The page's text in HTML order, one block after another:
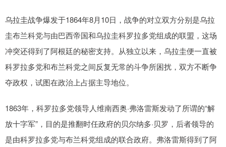
乌拉圭战争爆发于1864年8月10日，战争的对立双方分别是乌拉
圭布兰科党与由巴西帝国和乌拉圭科罗拉多党组成的联盟，这场
冲突还得到了阿根廷的秘密支持。从独立以来，乌拉圭便一直被
科罗拉多党和布兰科党之间反复无常的斗争所困扰，双方不断争
夺政权，试图在政治上占据主导地位。
1863年，科罗拉多党领导人维南西奥·弗洛雷斯发动了所谓的“解
放十字军”，目的是推翻时任政府的贝尔纳多·贝罗，后者领导的
是由科罗拉多党与布兰科党组成的联合政府。弗洛雷斯得到了阿